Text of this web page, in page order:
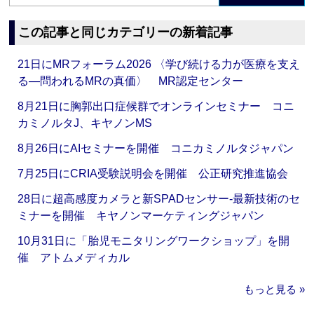
この記事と同じカテゴリーの新着記事
21日にMRフォーラム2026 〈学び続ける力が医療を支え
る―問われるMRの真価〉 MR認定センター
8月21日に胸郭出口症候群でオンラインセミナー コニ
カミノルタJ、キヤノンMS
8月26日にAIセミナーを開催 コニカミノルタジャパン
7月25日にCRIA受験説明会を開催 公正研究推進協会
28日に超高感度カメラと新SPADセンサー‐最新技術のセ
ミナーを開催 キヤノンマーケティングジャパン
10月31日に「胎児モニタリングワークショップ」を開
催 アトムメディカル
もっと見る »